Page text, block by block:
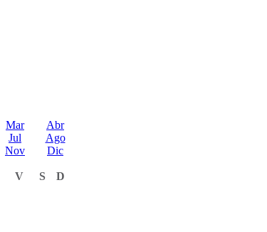
Mar
Abr
Jul
Ago
Nov Dic
V S
D